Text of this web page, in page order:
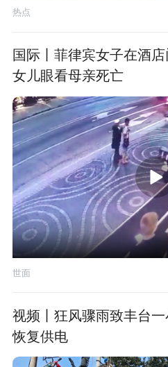
热点
国际丨菲律宾女子在酒
女儿眼看母亲死亡
世面
视频丨狂风骤雨致丰台
恢复供电